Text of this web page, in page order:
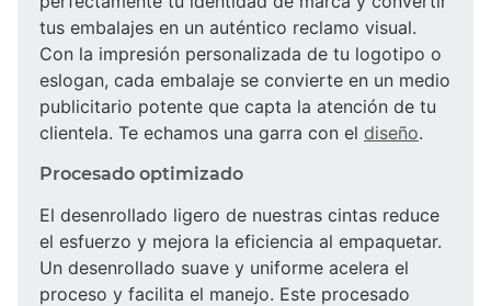
tus embalajes en un auténtico reclamo visual.
Con la impresión personalizada de tu logotipo o
eslogan, cada embalaje se convierte en un medio
publicitario potente que capta la atención de tu
clientela. Te echamos una garra con el diseño.
Procesado optimizado
El desenrollado ligero de nuestras cintas reduce
el esfuerzo y mejora la eficiencia al empaquetar.
Un desenrollado suave y uniforme acelera el
proceso y facilita el manejo. Este procesado